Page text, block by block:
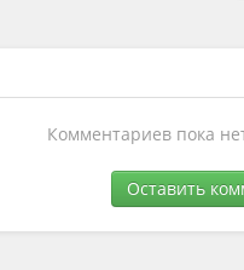
Комментариев пока
Оставить